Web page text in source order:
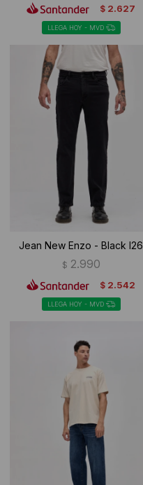
$ 2.627
LLEGA HOY - MVD
Jean New Enzo - Black I26
$ 2.990
$ 2.542
LLEGA HOY - MVD